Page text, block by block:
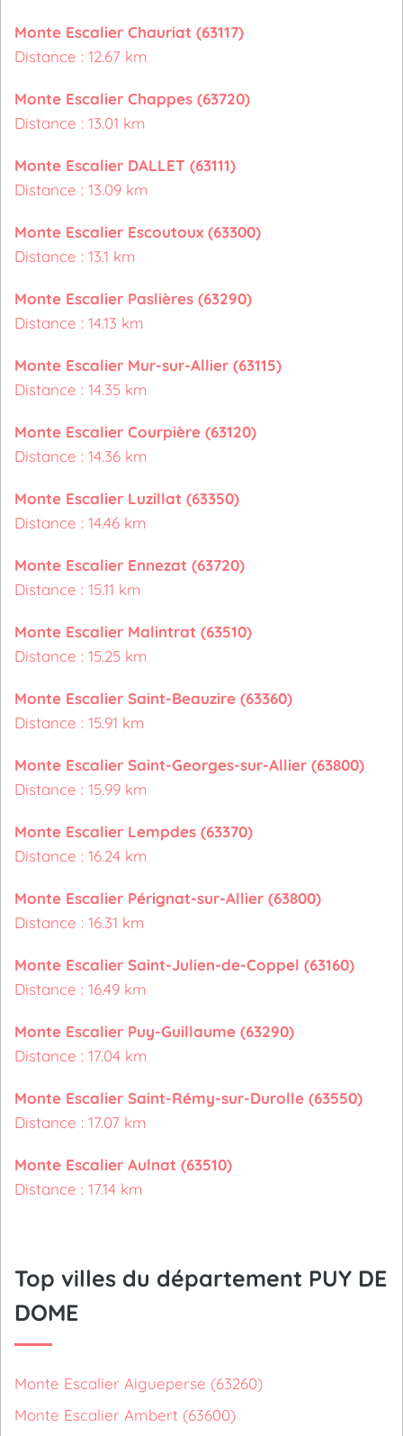
Monte Escalier Chauriat (63117)
Distance : 12.67 km
Monte Escalier Chappes (63720)
Distance : 13.01 km
Monte Escalier DALLET (63111)
Distance : 13.09 km
Monte Escalier Escoutoux (63300)
Distance : 13.1 km
Monte Escalier Paslières (63290)
Distance : 14.13 km
Monte Escalier Mur-sur-Allier (63115)
Distance : 14.35 km
Monte Escalier Courpière (63120)
Distance : 14.36 km
Monte Escalier Luzillat (63350)
Distance : 14.46 km
Monte Escalier Ennezat (63720)
Distance : 15.11 km
Monte Escalier Malintrat (63510)
Distance : 15.25 km
Monte Escalier Saint-Beauzire (63360)
Distance : 15.91 km
Monte Escalier Saint-Georges-sur-Allier (63800)
Distance : 15.99 km
Monte Escalier Lempdes (63370)
Distance : 16.24 km
Monte Escalier Pérignat-sur-Allier (63800)
Distance : 16.31 km
Monte Escalier Saint-Julien-de-Coppel (63160)
Distance : 16.49 km
Monte Escalier Puy-Guillaume (63290)
Distance : 17.04 km
Monte Escalier Saint-Rémy-sur-Durolle (63550)
Distance : 17.07 km
Monte Escalier Aulnat (63510)
Distance : 17.14 km
Top villes du département PUY DE
DOME
Monte Escalier Aigueperse (63260)
Monte Escalier Ambert (63600)